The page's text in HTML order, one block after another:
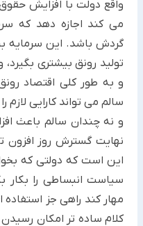
واقع دولت با افزایش
می کند اجازه دهد که
گردش باشد. این سرمایه
تولید رونق بیشتری
و به طور کلی اقتصاد
سالم می تواند کارایی لازم
و نه چندان سالم باعث
نهایت گسترش روز افزون
این است که دولتی که
سیاست انبساطی را بکار
مهار کند راهی جز
کلام ساده تر امکان